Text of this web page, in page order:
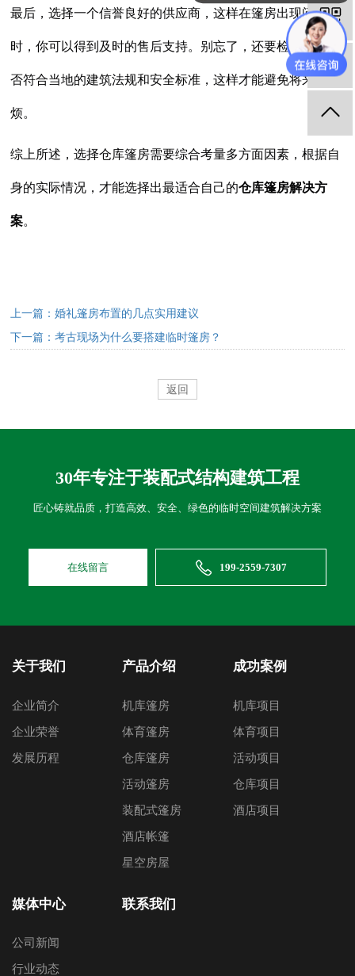
最后，选择一个信誉良好的供应商，这样在篷房出现问题
时，你可以得到及时的售后支持。别忘了，还要检查篷房是
否符合当地的建筑法规和安全标准，这样才能避免将来的麻
烦。
综上所述，选择仓库篷房需要综合考量多方面因素，根据自
身的实际情况，才能选择出最适合自己的仓库篷房解决方
案。
上一篇：婚礼篷房布置的几点实用建议
下一篇：考古现场为什么要搭建临时篷房？
返回
30年专注于装配式结构建筑工程
匠心铸就品质，打造高效、安全、绿色的临时空间建筑解决方案
在线留言 199-2559-7307
关于我们
企业简介
企业荣誉
发展历程
产品介绍
机库篷房
体育篷房
仓库篷房
活动篷房
装配式篷房
酒店帐篷
星空房屋
成功案例
机库项目
体育项目
活动项目
仓库项目
酒店项目
媒体中心
公司新闻
行业动态
联系我们